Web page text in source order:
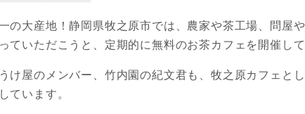
の大産地！静岡県牧之原市では、農家や茶工場、問屋
ていただこうと、定期的に無料のお茶カフェを開催して
け屋のメンバー、竹内園の紀文君も、牧之原カフェと
ています。